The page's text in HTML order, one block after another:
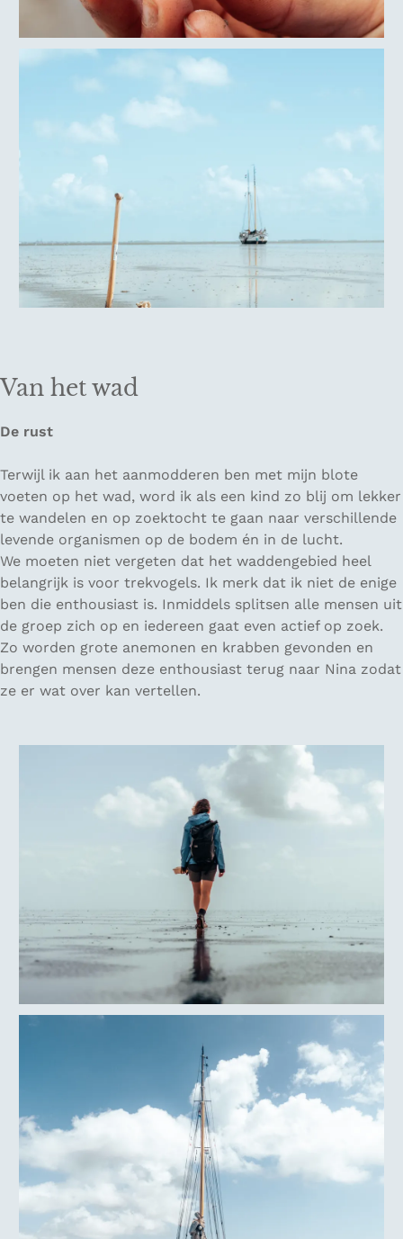
Van het wad
De rust
Terwijl ik aan het aanmodderen ben met mijn blote
voeten op het wad, word ik als een kind zo blij om lekker
te wandelen en op zoektocht te gaan naar verschillende
levende organismen op de bodem én in de lucht.
We moeten niet vergeten dat het waddengebied heel
belangrijk is voor trekvogels. Ik merk dat ik niet de enige
ben die enthousiast is. Inmiddels splitsen alle mensen uit
de groep zich op en iedereen gaat even actief op zoek.
Zo worden grote anemonen en krabben gevonden en
brengen mensen deze enthousiast terug naar Nina zodat
ze er wat over kan vertellen.